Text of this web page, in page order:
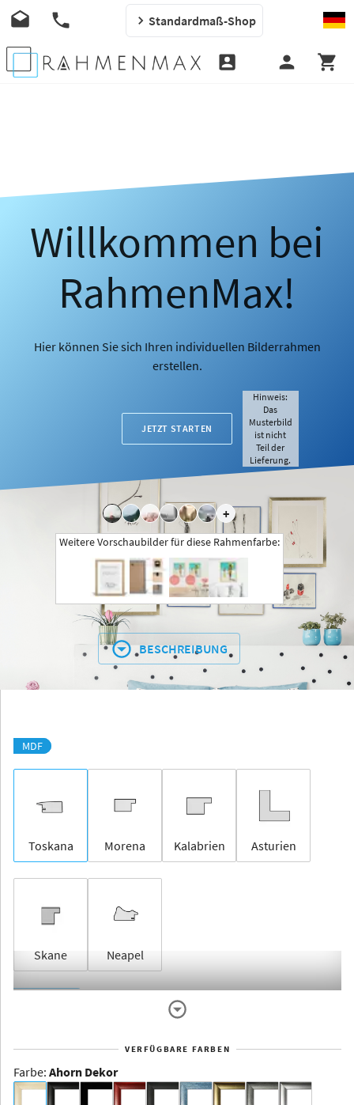
Standardmaß-Shop
Willkommen bei
RahmenMax!
Hier können Sie sich Ihren individuellen Bilderrahmen
erstellen.
JETZT STARTEN
+
Hinweis:
Das
Musterbild
ist nicht
Teil der
Lieferung.
Weitere Vorschaubilder für diese Rahmenfarbe:
BESCHREIBUNG
MDF
Toskana Morena Kalabrien Asturien
Skane Neapel
Dakota -
VERFÜGBARE FARBEN
Farbe: Ahorn Dekor